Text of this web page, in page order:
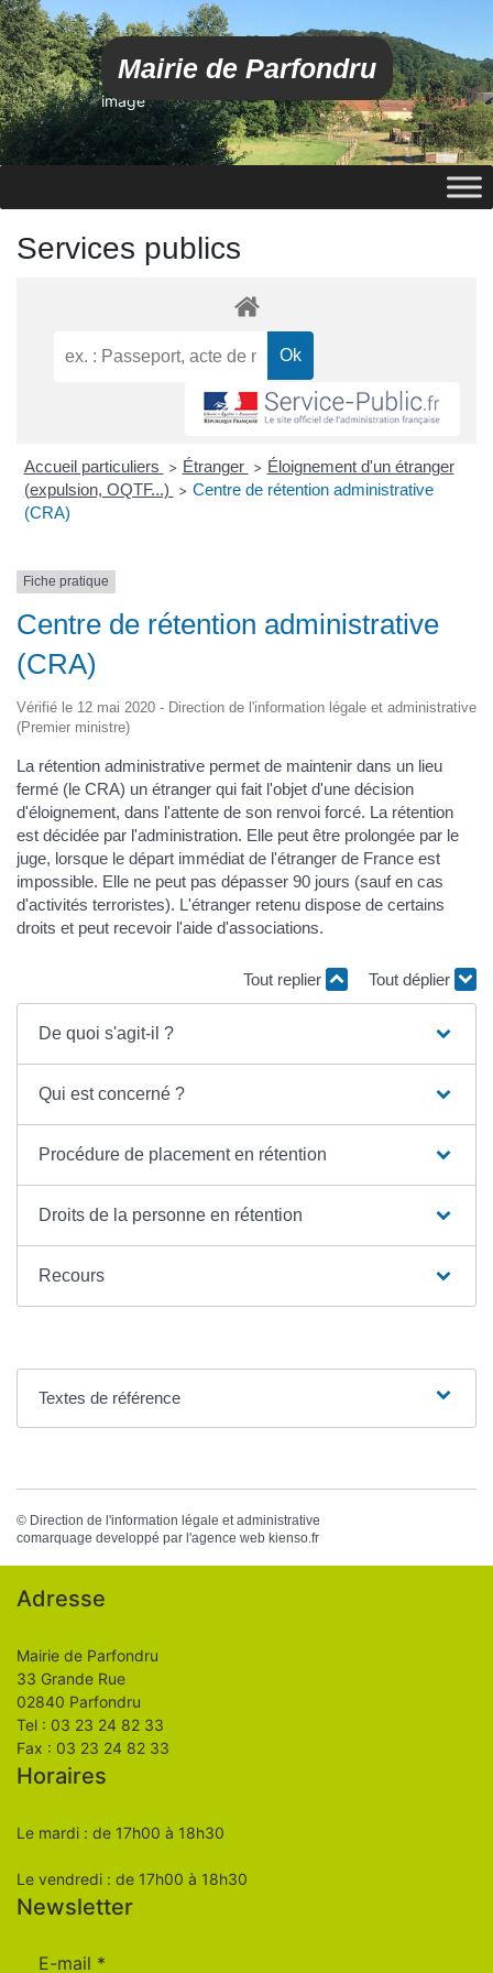
Mairie de Parfondru
image
Services publics
Accueil particuliers > Étranger > Éloignement d'un étranger
(expulsion, OQTF...)
> Centre de rétention administrative
(CRA)
Fiche pratique
Centre de rétention administrative
(CRA)
Vérifié le 12 mai 2020 - Direction de l'information légale et administrative
(Premier ministre)
La rétention administrative permet de maintenir dans un lieu
fermé (le CRA) un étranger qui fait l'objet d'une décision
d'éloignement, dans l'attente de son renvoi forcé. La rétention
est décidée par l'administration. Elle peut être prolongée par le
juge, lorsque le départ immédiat de l'étranger de France est
impossible. Elle ne peut pas dépasser 90 jours (sauf en cas
d'activités terroristes). L'étranger retenu dispose de certains
droits et peut recevoir l'aide d'associations.
Tout replier Tout déplier
De quoi s'agit-il ?
Qui est concerné ?
Procédure de placement en rétention
Droits de la personne en rétention
Recours
Textes de référence
© Direction de l'information légale et administrative
comarquage developpé par l'agence web kienso.fr
Adresse
Mairie de Parfondru
33 Grande Rue
02840 Parfondru
Tel : 03 23 24 82 33
Fax : 03 23 24 82 33
Horaires
Le mardi : de 17h00 à 18h30
Le vendredi : de 17h00 à 18h30
Newsletter
E-mail *